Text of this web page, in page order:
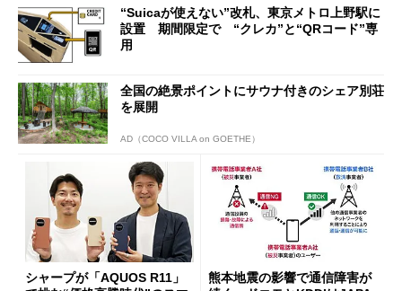
“Suicaが使えない”改札、東京メトロ上野駅に
設置 期間限定で “クレカ”と“QRコード”専
用
全国の絶景ポイントにサウナ付きのシェア別荘
を展開
AD（COCO VILLA on GOETHE）
シャープが「AQUOS R11」
熊本地震の影響で通信障害が